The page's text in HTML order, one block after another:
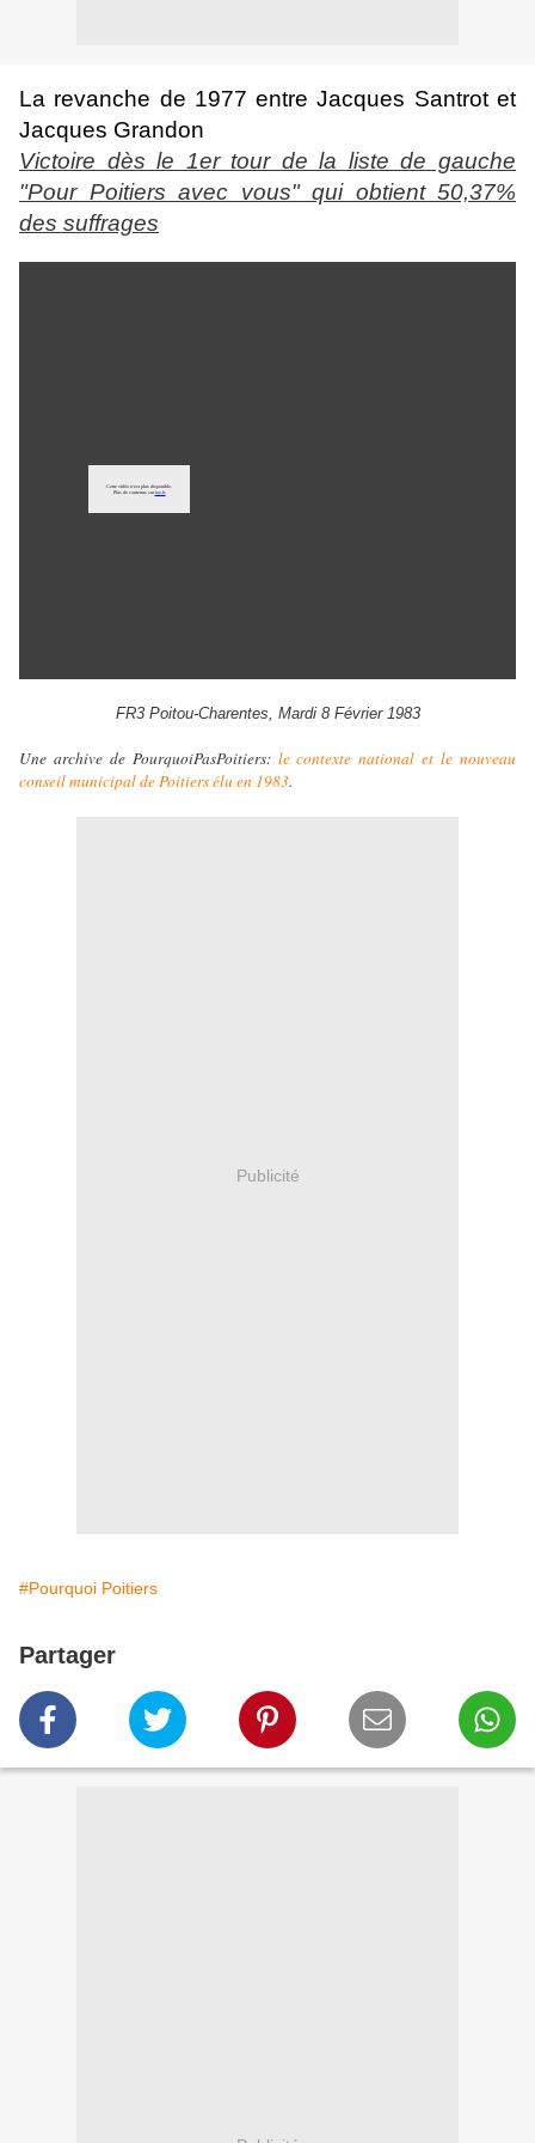
La revanche de 1977 entre Jacques Santrot et
Jacques Grandon
Victoire dès le 1er tour de la liste de gauche
"Pour Poitiers avec vous" qui obtient 50,37%
des suffrages
FR3 Poitou-Charentes, Mardi 8 Février 1983
Une archive de PourquoiPasPoitiers: le contexte national et le nouveau
conseil municipal de Poitiers élu en 1983.
Publicité
#Pourquoi Poitiers
Partager